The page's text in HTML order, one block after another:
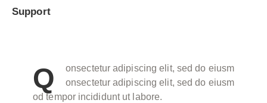
Support
Q
onsectetur adipiscing elit, sed do eiusm
onsectetur adipiscing elit, sed do eiusm
od tempor incididunt ut labore.